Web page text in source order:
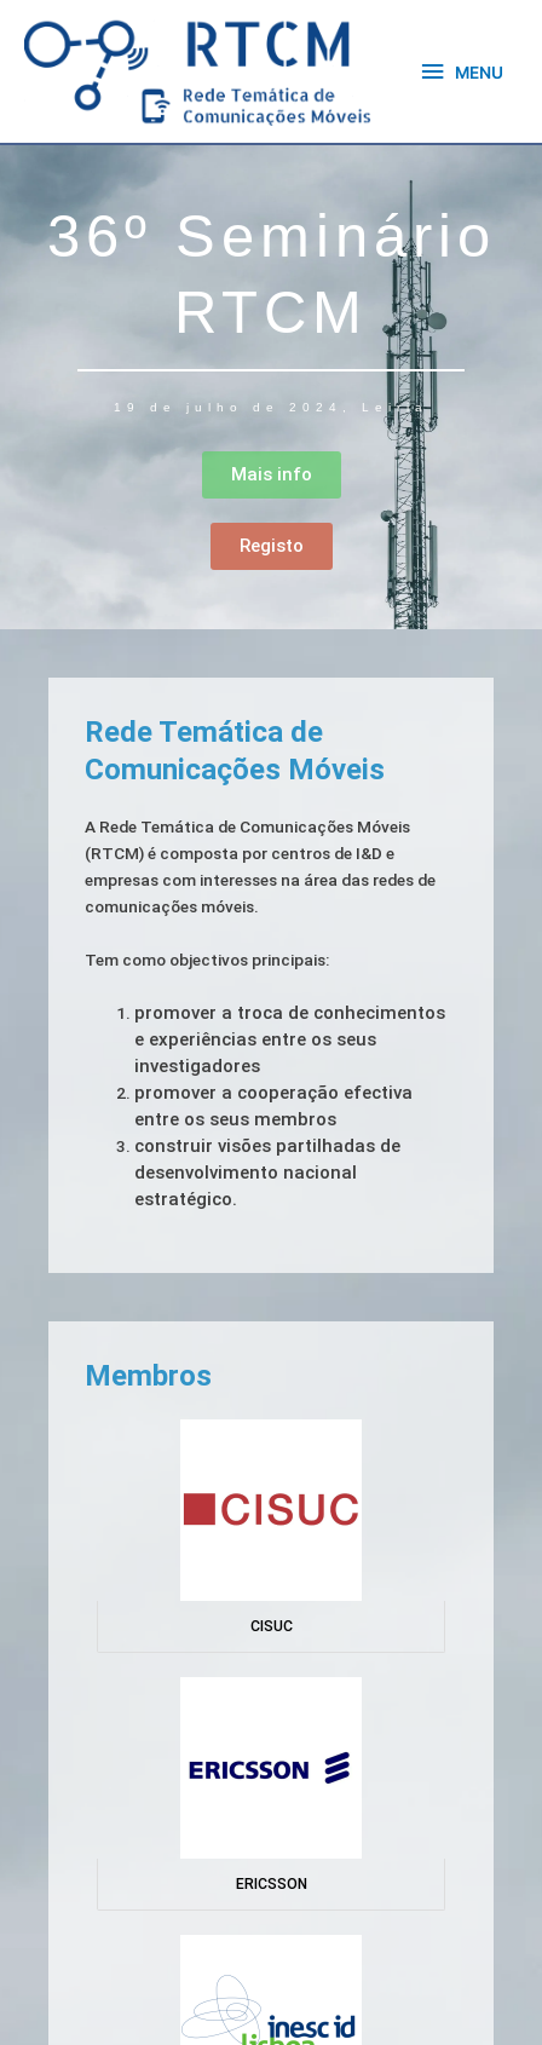
content
MENU
36º Seminário
RTCM
19 de julho de 2024, Leiria
Mais info
Registo
Rede Temática de
Comunicações Móveis
A Rede Temática de Comunicações Móveis
(RTCM) é composta por centros de I&D e
empresas com interesses na área das redes de
comunicações móveis.
Tem como objectivos principais:
promover a troca de conhecimentos
e experiências entre os seus
investigadores
promover a cooperação efectiva
entre os seus membros
construir visões partilhadas de
desenvolvimento nacional
estratégico.
Membros
CISUC
ERICSSON